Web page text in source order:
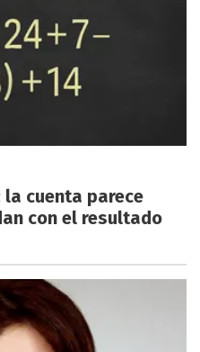
cuenta parece
con el resultado